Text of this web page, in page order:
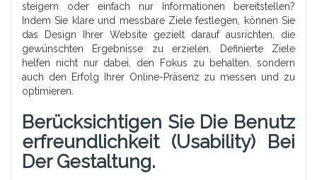
steigern oder einfach nur Informationen bereitstellen?
Indem Sie klare und messbare Ziele festlegen, können Sie
das Design Ihrer Website gezielt darauf ausrichten, die
gewünschten Ergebnisse zu erzielen. Definierte Ziele
helfen nicht nur dabei, den Fokus zu behalten, sondern
auch den Erfolg Ihrer Online-Präsenz zu messen und zu
optimieren.
Berücksichtigen Sie Die Benutz
Erfreundlichkeit (Usability) Bei
Der Gestaltung.